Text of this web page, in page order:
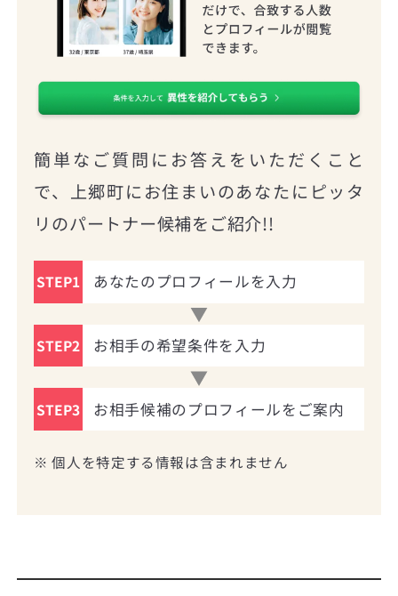
簡単なご質問にお答えをいただくこと
で、上郷町にお住まいのあなたにピッタ
リのパートナー候補をご紹介!!
STEP1 あなたのプロフィールを入力
STEP2 お相手の希望条件を入力
STEP3 お相手候補のプロフィールをご案内
※ 個人を特定する情報は含まれません